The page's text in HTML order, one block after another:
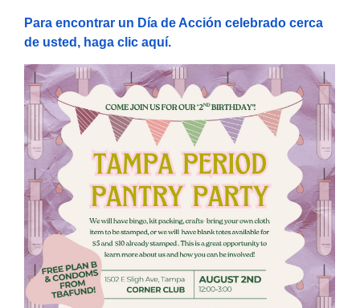
Para encontrar un Día de Acción celebrado cerca
de usted, haga clic aquí.